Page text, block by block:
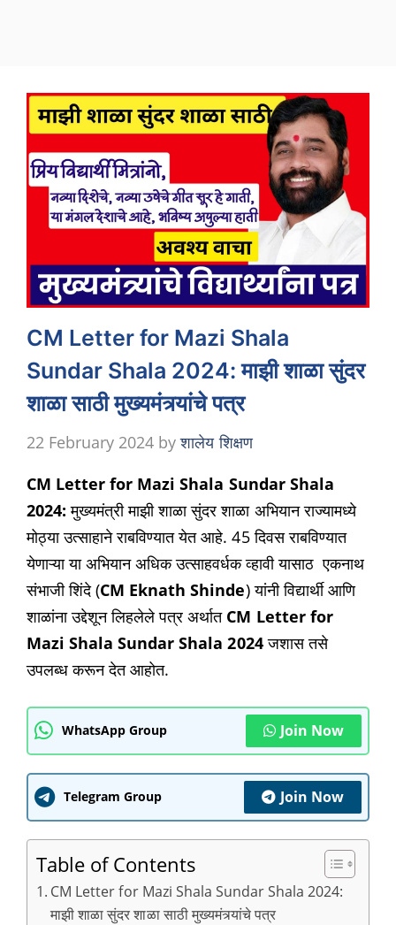
CM Letter for Mazi Shala
Sundar Shala 2024: माझी शाळा सुंदर
शाळा साठी मुख्यमंत्र्यांचे पत्र
22 February 2024 byशालेय शिक्षण
CM Letter for Mazi Shala Sundar Shala
2024: मुख्यमंत्री माझी शाळा सुंदर शाळा अभियान राज्यामध्ये
मोठ्या उत्साहाने राबविण्यात येत आहे. 45 दिवस राबविण्यात
येणाऱ्या या अभियान अधिक उत्साहवर्धक व्हावी यासाठ एकनाथ
संभाजी शिंदे (CM Eknath Shinde) यांनी विद्यार्थी आणि
शाळांना उद्देशून लिहलेले पत्र अर्थात CM Letter for
Mazi Shala Sundar Shala 2024जशास तसे
उपलब्ध करून देत आहोत.
WhatsApp Group Join Now
Telegram Group Join Now
Table of Contents
CM Letter for Mazi Shala Sundar Shala 2024:
माझी शाळा सुंदर शाळा साठी मुख्यमंत्र्यांचे पत्र